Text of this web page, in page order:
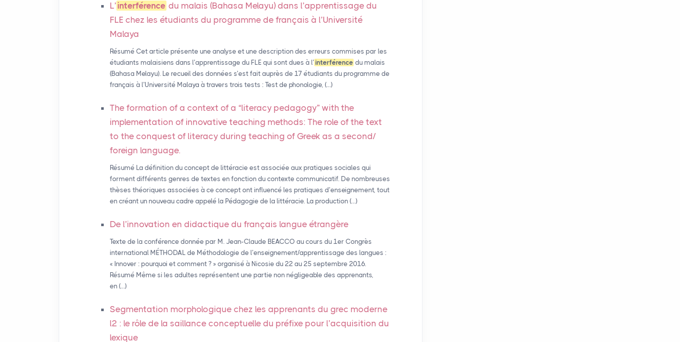
L’ interférence du malais (Bahasa Melayu) dans l’apprentissage du
FLE chez les étudiants du programme de français à l’Université
Malaya
Résumé Cet article présente une analyse et une description des erreurs commises par les
étudiants malaisiens dans l’apprentissage du FLE qui sont dues à l’ interférence du malais
(Bahasa Melayu). Le recueil des données s’est fait auprès de 17 étudiants du programme de
français à l’Université Malaya à travers trois tests : Test de phonologie, (…)
The formation of a context of a “literacy pedagogy” with the
implementation of innovative teaching methods: The role of the text
to the conquest of literacy during teaching of Greek as a second/
foreign language.
Résumé La définition du concept de littéracie est associée aux pratiques sociales qui
forment différents genres de textes en fonction du contexte communicatif. De nombreuses
thèses théoriques associées à ce concept ont influencé les pratiques d’enseignement, tout
en créant un nouveau cadre appelé la Pédagogie de la littéracie. La production (…)
De l’innovation en didactique du français langue étrangère
Texte de la conférence donnée par M. Jean-Claude BEACCO au cours du 1er Congrès
international MÉTHODAL de Méthodologie de l’enseignement/apprentissage des langues :
« Innover : pourquoi et comment ? » organisé à Nicosie du 22 au 25 septembre 2016.
Résumé Même si les adultes représentent une partie non négligeable des apprenants,
en (…)
Segmentation morphologique chez les apprenants du grec moderne
l2 : le rôle de la saillance conceptuelle du préfixe pour l’acquisition du
lexique